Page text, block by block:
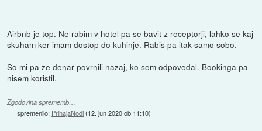
Airbnb je top. Ne rabim v hotel pa se bavit z receptorji, lahko se kaj
skuham ker imam dostop do kuhinje. Rabis pa itak samo sobo.
So mi pa ze denar povrnili nazaj, ko sem odpovedal. Bookinga pa
nisem koristil.
Zgodovina sprememb…
spremenilo: PrihajaNodi(12. jun 2020 ob 11:10)